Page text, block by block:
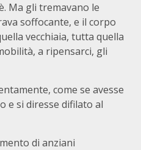
Ma gli tremavano le
soffocante, e il corpo
vecchiaia, tutta quella
a ripensarci, gli
come se avesse
e si diresse difilato al
di anziani